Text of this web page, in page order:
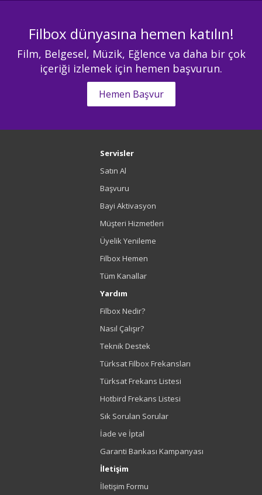
Filbox dünyasına hemen katılın!
Film, Belgesel, Müzik, Eğlence va daha bir çok
içeriği izlemek için hemen başvurun.
Hemen Başvur
Servisler
Satın Al
Başvuru
Bayi Aktivasyon
Müşteri Hizmetleri
Üyelik Yenileme
Filbox Hemen
Tüm Kanallar
Yardım
Filbox Nedir?
Nasıl Çalışır?
Teknik Destek
Türksat Filbox Frekansları
Türksat Frekans Listesi
Hotbird Frekans Listesi
Sık Sorulan Sorular
İade ve İptal
Garanti Bankası Kampanyası
İletişim
İletişim Formu